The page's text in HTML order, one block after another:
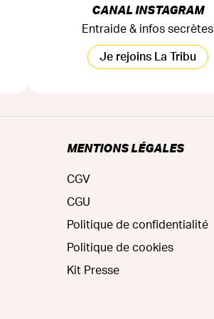
CANAL INSTAGRAM
Entraide & infos secrètes
Je rejoins La Tribu
MENTIONS LÉGALES
CGV
CGU
Politique de confidentialité
Politique de cookies
Kit Presse